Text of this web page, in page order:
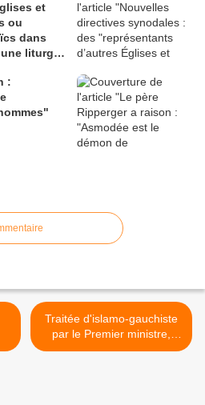
et
ou
dans
liturgie
:
Traitée d'islamo-gauchiste
par le Premier ministre,
Clémentine Autain renvoie